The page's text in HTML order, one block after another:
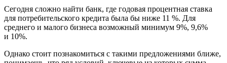
Сегодня сложно найти банк, где годовая процентная ставка
для потребительского кредита была бы ниже 11 %. Для
среднего и малого бизнеса возможный минимум 9%, 9,6%
и 10%.
Однако стоит познакомиться с такими предложениями ближе,